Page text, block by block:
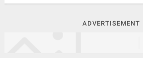
ADVERTISEMENT